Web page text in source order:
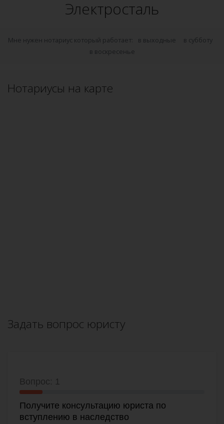
Электросталь
Мне нужен нотариус который работает: в выходные
в субботу
в воскресенье
Нотариусы на карте
Задать вопрос юристу